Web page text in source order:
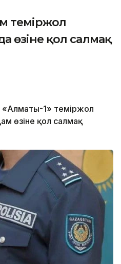
теміржол
өзіне қол салмақ
1» теміржол
өзіне қол салмақ